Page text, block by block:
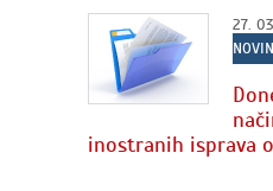
27.
inostranih isprava